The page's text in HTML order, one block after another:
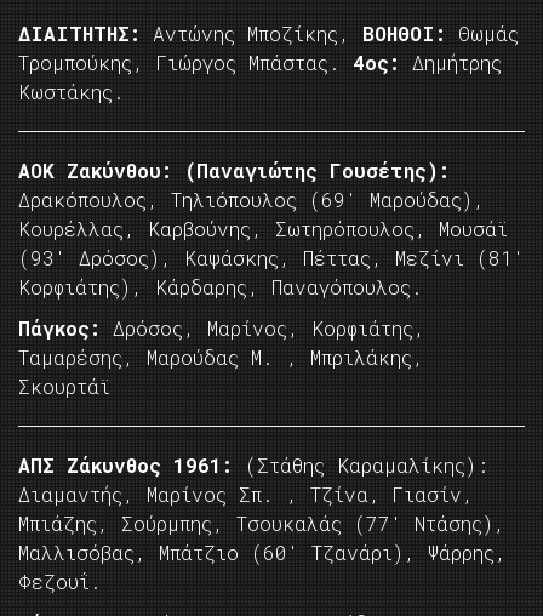
ΔΙΑΙΤΗΤΗΣ: Αντώνης Μποζίκης, ΒΟΗΘΟΙ:
Θωμάς
Τρομπούκης, Γιώργος Μπάστας. 4ος:
Δημήτρης
Κωστάκης.
ΑΟΚ Ζακύνθου: (Παναγιώτης Γουσέτης):
Δρακόπουλος, Τηλιόπουλος (69′ Μαρούδας),
Κουρέλλας, Καρβούνης, Σωτηρόπουλος, Μουσάϊ
(93′ Δρόσος), Καψάσκης, Πέττας, Μεζίνι (81′
Κορφιάτης), Κάρδαρης, Παναγόπουλος.
Πάγκος:
Δρόσος, Μαρίνος, Κορφιάτης,
Ταμαρέσης, Μαρούδας Μ. , Μπριλάκης,
Σκουρτάϊ
ΑΠΣ Ζάκυνθος 1961:
(Στάθης Καραμαλίκης):
Διαμαντής, Μαρίνος Σπ. , Τζίνα, Γιασίν,
Μπιάζης, Σούρμπης, Τσουκαλάς (77′ Ντάσης),
Μαλλισόβας, Μπάτζιο (60′ Τζανάρι), Ψάρρης,
Φεζουΐ.